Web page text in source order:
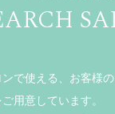
で使える、お客様
用意しています。